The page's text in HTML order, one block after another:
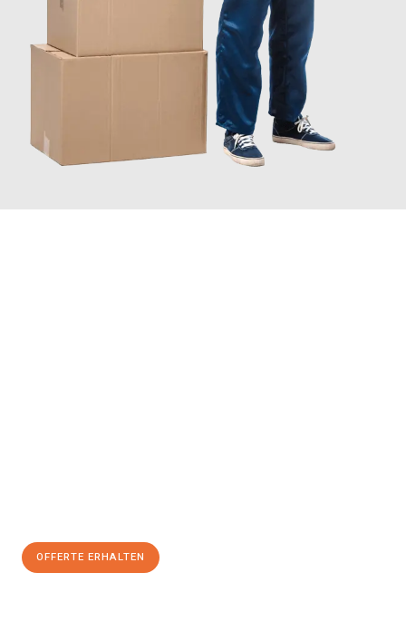
OFFERTE ERHALTEN